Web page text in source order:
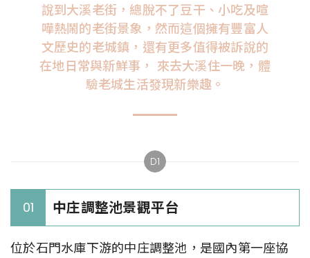
說到大溪老街，總脫不了豆干、小吃及喧
嘩熱鬧的老街景象，然而這個擁有豐富人
文歷史的老城鎮，還有更多值得被訴說的
在地日常與新鮮事， 來去大溪住一晚，體
驗老城生活發現新樂趣。
D1
01 中庄調整池景觀平台
位於石門水庫下游的中庄調整池，是國內第一座協